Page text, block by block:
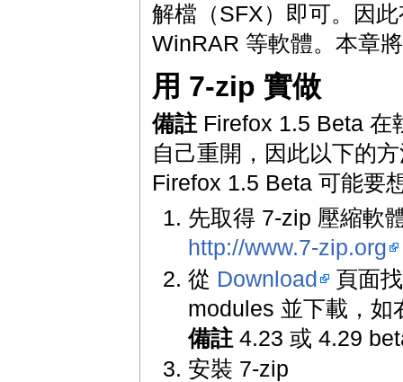
解檔（SFX）即可。因
WinRAR 等軟體。本章
用 7-zip 實做
備註Firefox 1.5 Beta 在
自己重開，因此以下的
Firefox 1.5 Beta 可能要
先取得 7-zip 壓縮軟
http://www.7-zip.org
從 Download
頁面
modules 並下載，如
備註 4.23 或 4.29
安裝 7-zip